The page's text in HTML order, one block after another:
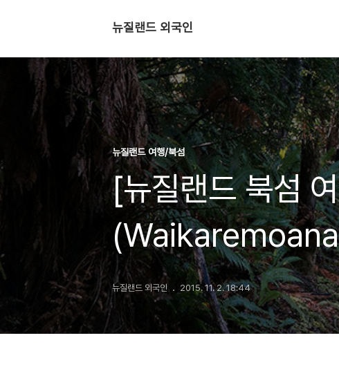
뉴질랜드 외국인
뉴질랜드 여행/북섬
[뉴질랜드 북섬
뉴질랜드 외국인 2015. 11. 2. 18:44